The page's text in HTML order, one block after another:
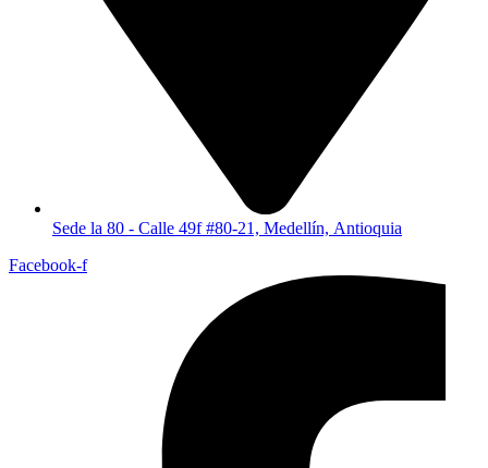
Sede la 80 - Calle 49f #80-21, Medellín, Antioquia
Facebook-f